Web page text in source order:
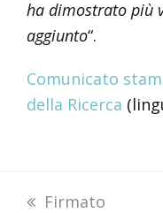
ha dimostrato più
aggiunto“.
Comunicato
della Ricerca
previous
Firmato